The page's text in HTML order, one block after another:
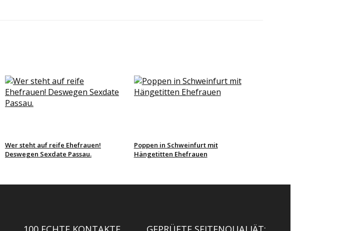
Wer steht auf reife Ehefrauen!
Deswegen Sexdate Passau.
Poppen in Schweinfurt mit
Hängetitten Ehefrauen